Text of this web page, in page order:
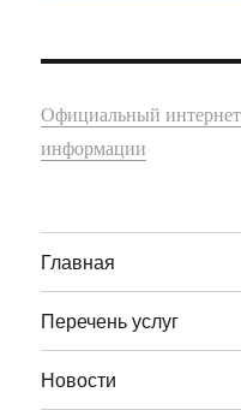
Официальный
информации
Главная
Перечень услуг
Новости